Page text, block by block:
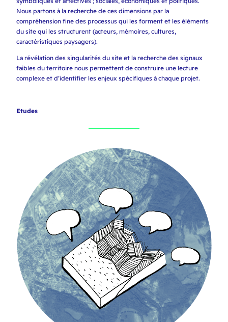
Nous partons à la recherche de ces dimensions par la
compréhension fine des processus qui les forment et les éléments
du site qui les structurent (acteurs, mémoires, cultures,
caractéristiques paysagers).
La révélation des singularités du site et la recherche des signaux
faibles du territoire nous permettent de construire une lecture
complexe et d’identifier les enjeux spécifiques à chaque projet.
Etudes